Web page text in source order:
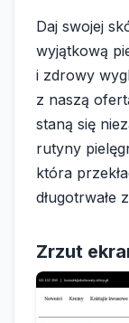
Daj swojej
wyjątkową
i zdrowy
z naszą
staną się
rutyny
która
długotrwałe
Zrzut